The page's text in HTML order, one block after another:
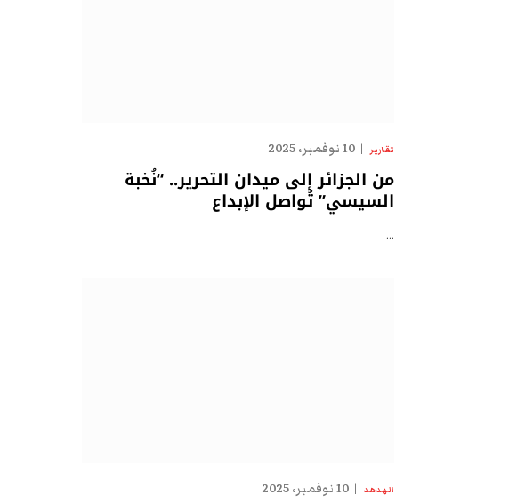
تقارير 10 نوفمبر، 2025
من الجزائر إلى ميدان التحرير.. “نُخبة
السيسي” تُواصل الإبداع
…
الهدهد 10 نوفمبر، 2025